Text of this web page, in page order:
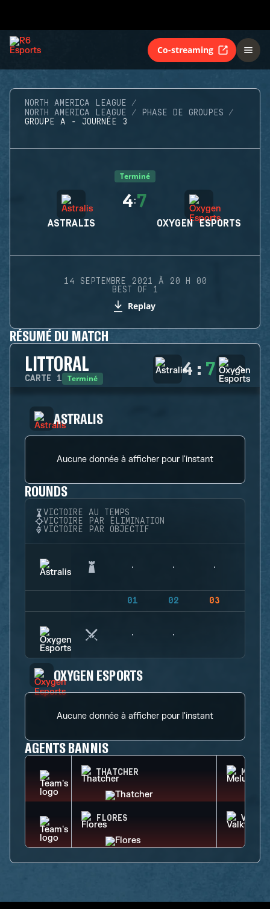
Co-streaming
NORTH AMERICA LEAGUE
NORTH AMERICA LEAGUE
PHASE DE GROUPES
GROUPE A - JOURNÉE 3
Terminé
ASTRALIS
4:7
OXYGEN ESPORTS
14 SEPTEMBRE 2021 À 20 H 00
BEST OF 1
Replay
RÉSUMÉ DU MATCH
LITTORAL
CARTE 1 Terminé 4 : 7
ASTRALIS
Aucune donnée à afficher pour l'instant
ROUNDS
VICTOIRE AU TEMPS
VICTOIRE PAR ÉLIMINATION
VICTOIRE PAR OBJECTIF
01 02 03
OXYGEN ESPORTS
Aucune donnée à afficher pour l'instant
AGENTS BANNIS
THATCHER
FLORES